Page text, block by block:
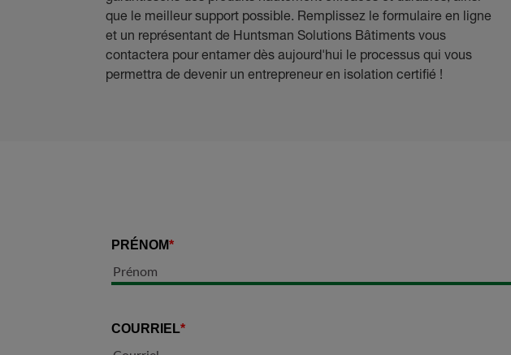
que le meilleur support possible. Remplissez le formulaire en ligne
et un représentant de Huntsman Solutions Bâtiments vous
contactera pour entamer dès aujourd'hui le processus qui vous
permettra de devenir un entrepreneur en isolation certifié !